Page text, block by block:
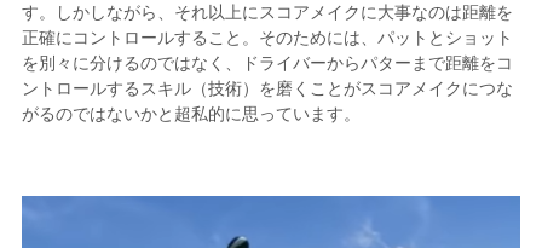
す。しかしながら、それ以上にスコアメイクに大事なのは距離を
正確にコントロールすること。そのためには、パットとショット
を別々に分けるのではなく、ドライバーからパターまで距離をコ
ントロールするスキル（技術）を磨くことがスコアメイクにつな
がるのではないかと超私的に思っています。